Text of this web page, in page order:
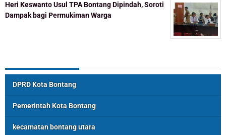
Heri Keswanto Usul TPA Bontang Dipindah, Soroti
Dampak bagi Permukiman Warga
DPRD Kota Bontang
Pemerintah Kota Bontang
kecamatan bontang utara